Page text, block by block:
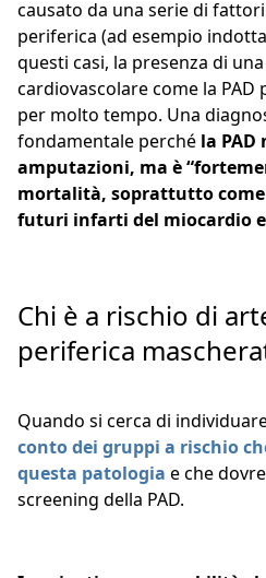
causato da una serie di
periferica (ad esempio
questi casi, la presenza di
cardiovascolare come la
per molto tempo. Una
fondamentale perché la PAD
amputazioni, ma è
mortalità, soprattutto
futuri infarti del miocardio
Chi è a rischio di
periferica
Quando si cerca di
conto dei gruppi a rischio
questa patologia e che
screening della PAD.